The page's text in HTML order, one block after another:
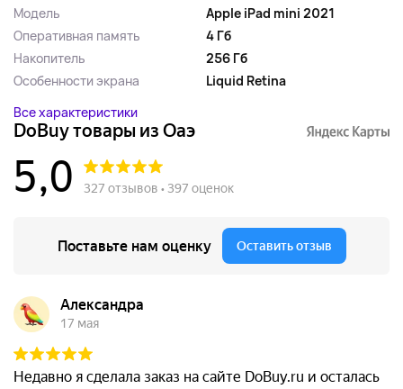
Модель
Apple iPad mini 2021
Оперативная память
4 Гб
Накопитель
256 Гб
Особенности экрана
Liquid Retina
Все характеристики